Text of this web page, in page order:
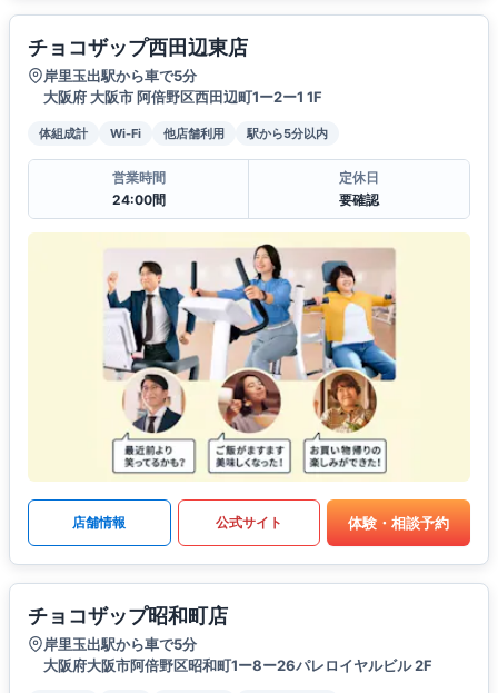
チョコザップ西田辺東店
岸里玉出駅から車で5分
大阪府 大阪市 阿倍野区西田辺町1ー2ー1 1F
体組成計 Wi-Fi 他店舗利用 駅から5分以内
営業時間
24:00間
定休日
要確認
店舗情報 公式サイト 体験・相談予約
チョコザップ昭和町店
岸里玉出駅から車で5分
大阪府大阪市阿倍野区昭和町1ー8ー26パレロイヤルビル 2F